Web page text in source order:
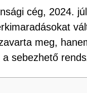
cég, 2024.
meg,
sebezhető